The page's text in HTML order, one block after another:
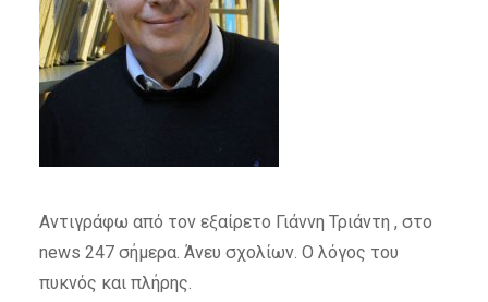
Αντιγράφω από τον εξαίρετο Γιάννη Τριάντη , στο
news 247 σήμερα. Άνευ σχολίων. Ο λόγος του
πυκνός και πλήρης.